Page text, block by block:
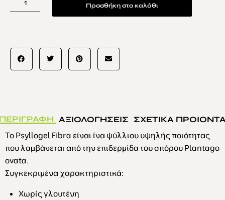
Προσθήκη στο καλάθι
ΑΞΙΟΛΟΓΗΣΕΙΣ ΣΧΕΤΙΚΑ
Το Psyllogel Fibra είναι ίνα ψύλλιου υψηλής ποιότητας
που λαμβάνεται από την επιδερμίδα του σπόρου Plantago
ovata.
Συγκεκριμένα χαρακτηριστικά:
Χωρίς γλουτένη